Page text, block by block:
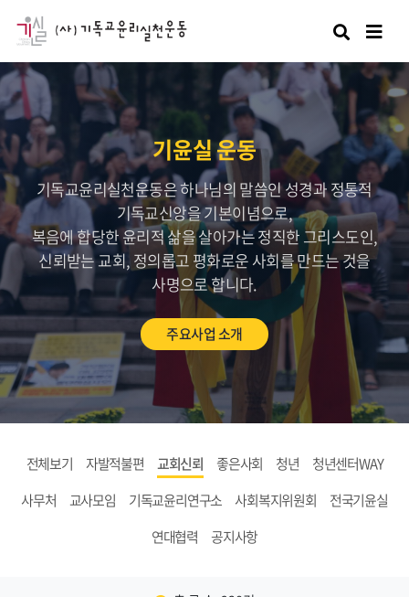
검색
기윤실 운동
기독교윤리실천운동은 하나님의 말씀인 성경과 정통적
기독교신앙을 기본이념으로,
복음에 합당한 윤리적 삶을 살아가는 정직한 그리스도인,
신뢰받는 교회, 정의롭고 평화로운 사회를 만드는 것을
사명으로 합니다.
주요사업 소개
전체보기 자발적불편 교회신뢰 좋은사회 청년
청년센터WAY
사무처
교사모임 기독교윤리연구소 사회복지위원회
전국기윤실
연대협력
공지사항